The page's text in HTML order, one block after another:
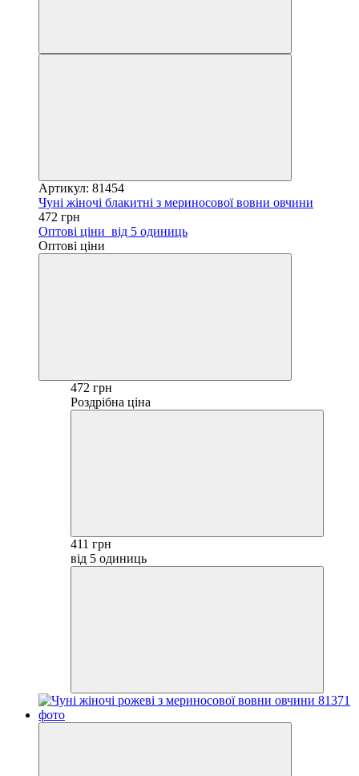
Артикул: 81454
Чуні жіночі блакитні з мериносової вовни овчини
472 грн
Оптові ціни від 5 одиниць
Оптові ціни
472 грн
Роздрібна ціна
411 грн
від 5 одиниць